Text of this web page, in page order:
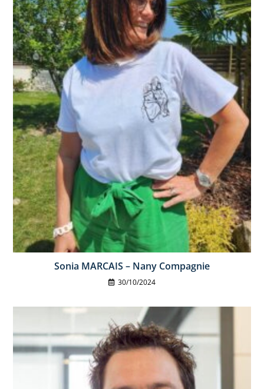
Sonia MARCAIS – Nany Compagnie
30/10/2024